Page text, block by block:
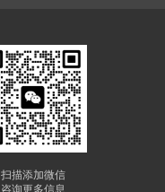
扫描添加微信
咨询更多信息